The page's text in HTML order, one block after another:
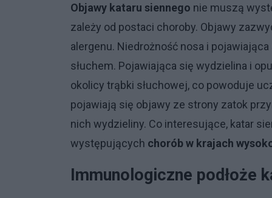
Objawy kataru siennego nie muszą
zależy od postaci choroby. Objawy
alergenu. Niedrożność nosa i
słuchem. Pojawiająca się wydzielina i
okolicy trąbki słuchowej, co powoduje
pojawiają się objawy ze strony zatok
nich wydzieliny. Co interesujące, katar
występujących chorób w krajach
Immunologiczne podłoże